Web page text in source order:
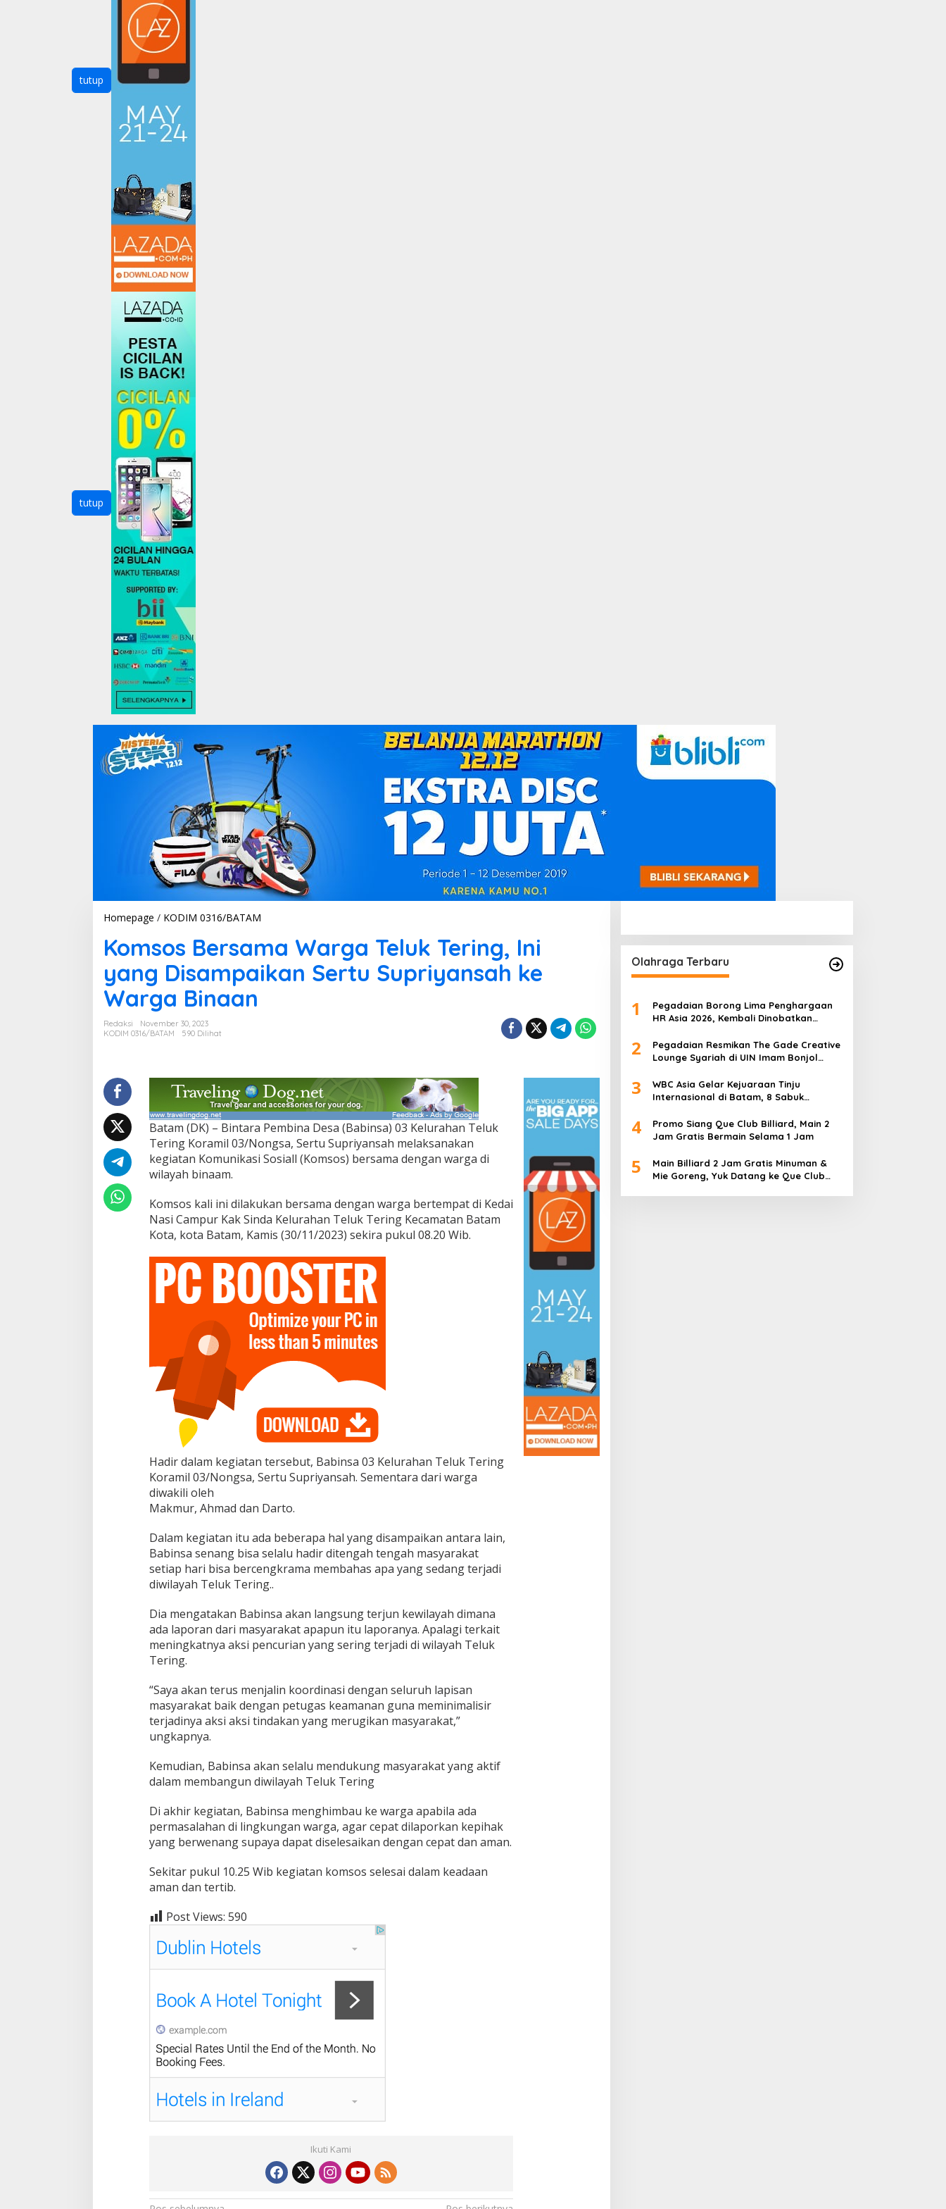
tutup
tutup
Homepage / KODIM 0316/BATAM
m
s
o
s
W
a
r
g
a
T
e
k
T
e
r
n
g
I
i
y
a
g
s
a
i
a
n
e
r
t
u
S
p
r
i
y
s
a
h
k
a
r
a
B
i
n
a
Komsos Bersama Warga Teluk Tering, Ini
yang Disampaikan Sertu Supriyansah ke
Warga Binaan
Redaksi
November 30, 2023
KODIM 0316/BATAM
590 Dilihat
Batam (DK) – Bintara Pembina Desa (Babinsa) 03 Kelurahan Teluk
Tering Koramil 03/Nongsa, Sertu Supriyansah melaksanakan
kegiatan Komunikasi Sosiall (Komsos) bersama dengan warga di
wilayah binaam.
Komsos kali ini dilakukan bersama dengan warga bertempat di Kedai
Nasi Campur Kak Sinda Kelurahan Teluk Tering Kecamatan Batam
Kota, kota Batam, Kamis (30/11/2023) sekira pukul 08.20 Wib.
Hadir dalam kegiatan tersebut, Babinsa 03 Kelurahan Teluk Tering
Koramil 03/Nongsa, Sertu Supriyansah. Sementara dari warga
diwakili oleh
Makmur, Ahmad dan Darto.
Dalam kegiatan itu ada beberapa hal yang disampaikan antara lain,
Babinsa senang bisa selalu hadir ditengah tengah masyarakat
setiap hari bisa bercengkrama membahas apa yang sedang terjadi
diwilayah Teluk Tering..
Dia mengatakan Babinsa akan langsung terjun kewilayah dimana
ada laporan dari masyarakat apapun itu laporanya. Apalagi terkait
meningkatnya aksi pencurian yang sering terjadi di wilayah Teluk
Tering.
“Saya akan terus menjalin koordinasi dengan seluruh lapisan
masyarakat baik dengan petugas keamanan guna meminimalisir
terjadinya aksi aksi tindakan yang merugikan masyarakat,”
ungkapnya.
Kemudian, Babinsa akan selalu mendukung masyarakat yang aktif
dalam membangun diwilayah Teluk Tering
Di akhir kegiatan, Babinsa menghimbau ke warga apabila ada
permasalahan di lingkungan warga, agar cepat dilaporkan kepihak
yang berwenang supaya dapat diselesaikan dengan cepat dan aman.
Sekitar pukul 10.25 Wib kegiatan komsos selesai dalam keadaan
aman dan tertib.
Post Views: 590
Ikuti Kami
Olahraga Terbaru
1
Pegadaian Borong Lima Penghargaan
HR Asia 2026, Kembali Dinobatkan
2
Pegadaian Resmikan The Gade Creative
Lounge Syariah di UIN Imam Bonjol
Inovatif Ekonomi Syariah
3
WBC Asia Gelar Kejuaraan Tinju
Internasional di Batam, 8 Sabuk
4
Promo Siang Que Club Billiard, Main 2
5
Main Billiard 2 Jam Gratis Minuman &
Mie Goreng, Yuk Datang ke Que Club